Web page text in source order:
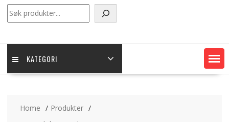
KATEGORI
Home
Produkter